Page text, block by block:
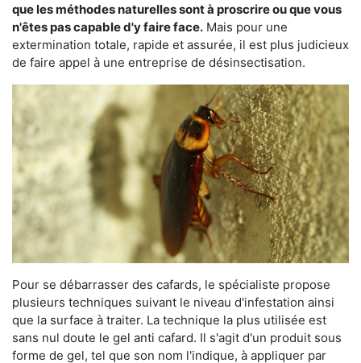
que les méthodes naturelles sont à proscrire ou que vous
n'êtes pas capable d'y faire face. Mais pour une
extermination totale, rapide et assurée, il est plus judicieux
de faire appel à une entreprise de désinsectisation.
Pour se débarrasser des cafards, le spécialiste propose
plusieurs techniques suivant le niveau d'infestation ainsi
que la surface à traiter. La technique la plus utilisée est
sans nul doute le gel anti cafard. Il s'agit d'un produit sous
forme de gel, tel que son nom l'indique, à appliquer par